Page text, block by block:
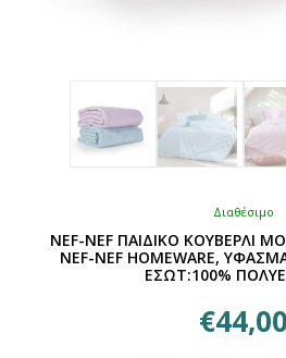
Διαθέσιμο
NEF-NEF ΠΑΙΔΙΚΟ ΚΟΥΒΕΡΛΙ
NEF-NEF HOMEWARE,
ΕΣΩΤ:100%
€44,00